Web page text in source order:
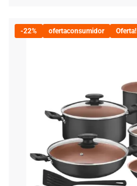
-22% ofertaconsumidor Oferta!